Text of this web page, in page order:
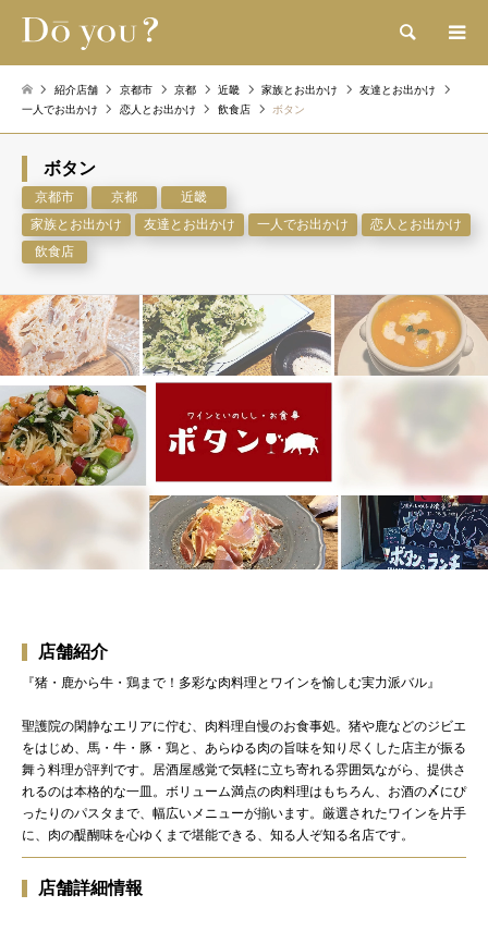
検索
紹介店舗 京都市 京都 近畿 家族とお出かけ
友達とお出かけ
一人でお出かけ
恋人とお出かけ 飲食店 ボタン
ボタン
京都市 京都
近畿
家族とお出かけ
友達とお出かけ 一人でお出かけ
恋人とお出かけ
飲食店
店舗紹介
『猪・鹿から牛・鶏まで！多彩な肉料理とワインを愉しむ実力派バル』
聖護院の閑静なエリアに佇む、肉料理自慢のお食事処。猪や鹿などのジビエ
をはじめ、馬・牛・豚・鶏と、あらゆる肉の旨味を知り尽くした店主が振る
舞う料理が評判です。居酒屋感覚で気軽に立ち寄れる雰囲気ながら、提供さ
れるのは本格的な一皿。ボリューム満点の肉料理はもちろん、お酒の〆にぴ
ったりのパスタまで、幅広いメニューが揃います。厳選されたワインを片手
に、肉の醍醐味を心ゆくまで堪能できる、知る人ぞ知る名店です。
店舗詳細情報